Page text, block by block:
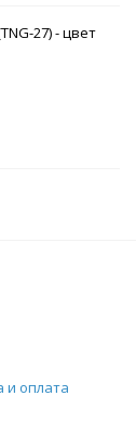
27) - цвет
и оплата